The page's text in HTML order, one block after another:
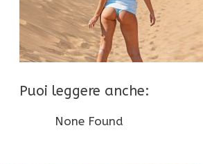
Puoi leggere anche:
None Found